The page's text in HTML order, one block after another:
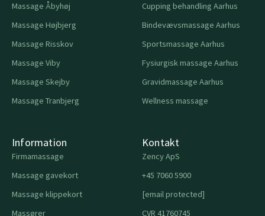
Massage Åbyhøj
Massage Højbjerg
Massage Risskov
Massage Viby
Massage Skejby
Massage Tranbjerg
Cupping behandling Aarhus
Bindevævsmassage Aarhus
Sportsmassage Aarhus
Fysiurgisk massage Aarhus
Gravidmassage Aarhus
Wellness massage
Information
Firmamassage
Massage gavekort
Massage klippekort
Massører
Kontakt
Zency ApS
+45 7060 5900
[email protected]
CVR 41760745